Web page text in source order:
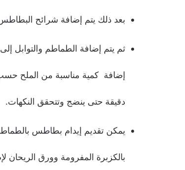
بعد ذلك يتم إضافة شرائح
ثم يتم إضافة الطماطم والتوابل
دقيقة حتى ينضج وتتحقق النكهات.
يمكن تقديم إيدام بطاطس
بالكزبرة المفرومة وورق الريحان